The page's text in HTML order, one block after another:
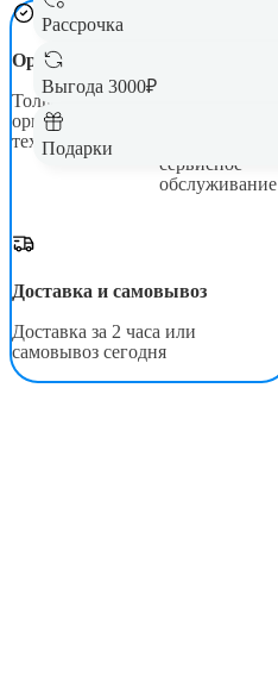
Рассрочка
Выгода 3000₽
Подарки
Оригинал
Только новая,
оригинальная
техника
сервисное
обслуживание
Доставка и самовывоз
Доставка за 2 часа или
самовывоз сегодня